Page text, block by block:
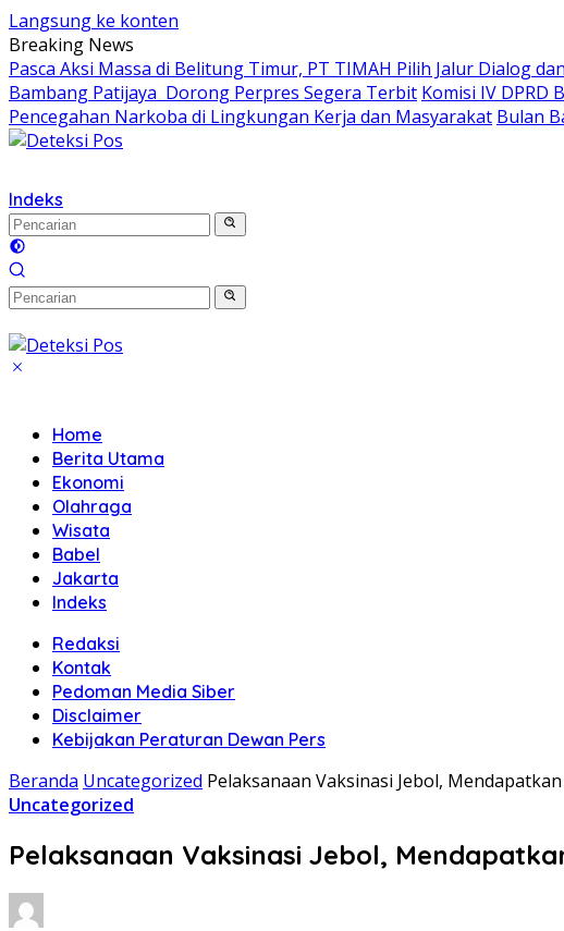
Langsung ke konten
Breaking News
Pasca Aksi Massa di Belitung Timur, PT TIMAH Pilih Jalur Dialog
Bambang Patijaya Dorong Perpres Segera Terbit Komisi IV DPRD
Pencegahan Narkoba di Lingkungan Kerja dan Masyarakat Bulan
Indeks
Home
Berita Utama
Ekonomi
Olahraga
Wisata
Babel
Jakarta
Indeks
Redaksi
Kontak
Pedoman Media Siber
Disclaimer
Kebijakan Peraturan Dewan Pers
Beranda Uncategorized Pelaksanaan Vaksinasi Jebol,
Uncategorized
Pelaksanaan Vaksinasi Jebol,